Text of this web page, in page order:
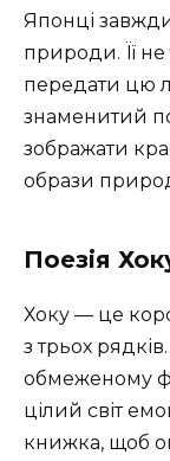
Японці
природи. Її
передати цю
знаменитий
зображати
образи
Поезія
Хоку — це
з трьох
обмеженому
цілий світ
книжка, щоб